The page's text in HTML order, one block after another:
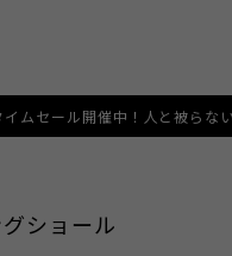
と被らない希少なデザイン
ショール